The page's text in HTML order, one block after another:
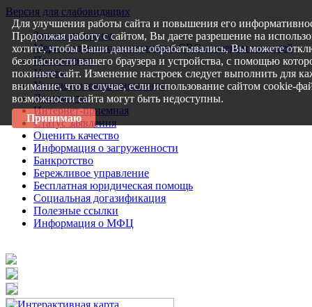
Версия для слабовидящих
Запись на прием
Меры поддержки участникам СВО и членам их семей
Пресс-центр
Услуги
Услуги в электронном виде
Документы
Интернет-приемная
Статус заявления
Оценить качество
Информация о загруженности
Банкротство
Бережливое управление
Бесплатная юридическая помощь
Социальная догазификация
Полезные ссылки
Информация о МФЦ
Для улучшения работы сайта и повышения его
Продолжая работу с сайтом, Вы даете разрешение на
хотите, чтобы Ваши данные обрабатывались, Вы можете
безопасности вашего браузера и устройства, с помощью
покиньте сайт. Изменение настроек следует выполнить для
внимание, что в случае, если использование сайтом cookie-
возможности сайта могут быть недоступны.
Принимаю